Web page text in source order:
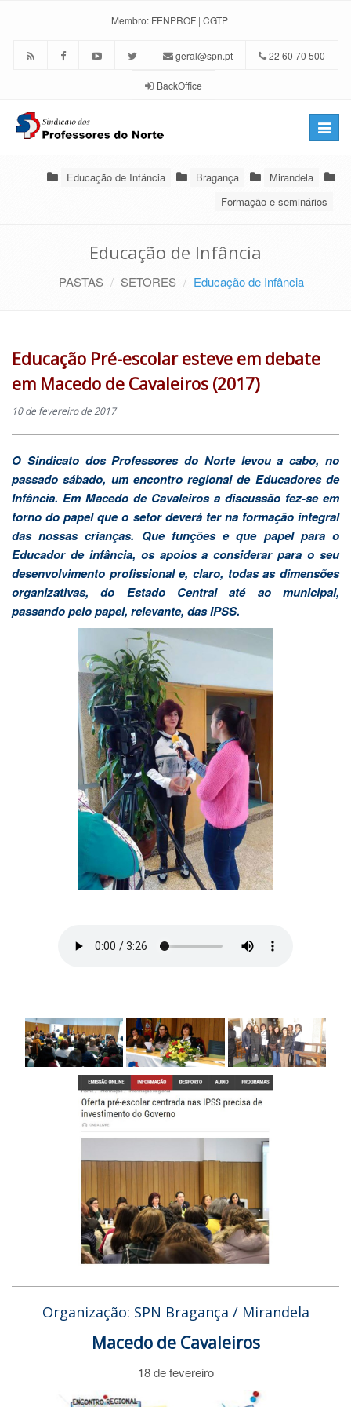
Membro: FENPROF | CGTP
geral@spn.pt 22 60 70 500
BackOffice
Toggle
Educação de Infância Bragança
Mirandela
Formação e seminários
Educação de Infância
PASTAS SETORES Educação de Infância
Educação Pré-escolar esteve em debate
em Macedo de Cavaleiros (2017)
10 de fevereiro de 2017
O Sindicato dos Professores do Norte levou a cabo, no
passado sábado, um encontro regional de Educadores de
Infância. Em Macedo de Cavaleiros a discussão fez-se em
torno do papel que o setor deverá ter na formação integral
das nossas crianças. Que funções e que papel para o
Educador de infância, os apoios a considerar para o seu
desenvolvimento profissional e, claro, todas as dimensões
organizativas, do Estado Central até ao municipal,
passando pelo papel, relevante, das IPSS.
Organização: SPN Bragança / Mirandela
Macedo de Cavaleiros
18 de fevereiro